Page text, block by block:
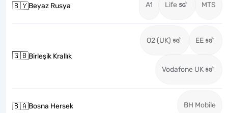
🇧🇾Beyaz Rusya A1 Life MTS
🇬🇧Birleşik Krallık
O2 (UK) EE
Vodafone UK
🇧🇦Bosna Hersek BH Mobile